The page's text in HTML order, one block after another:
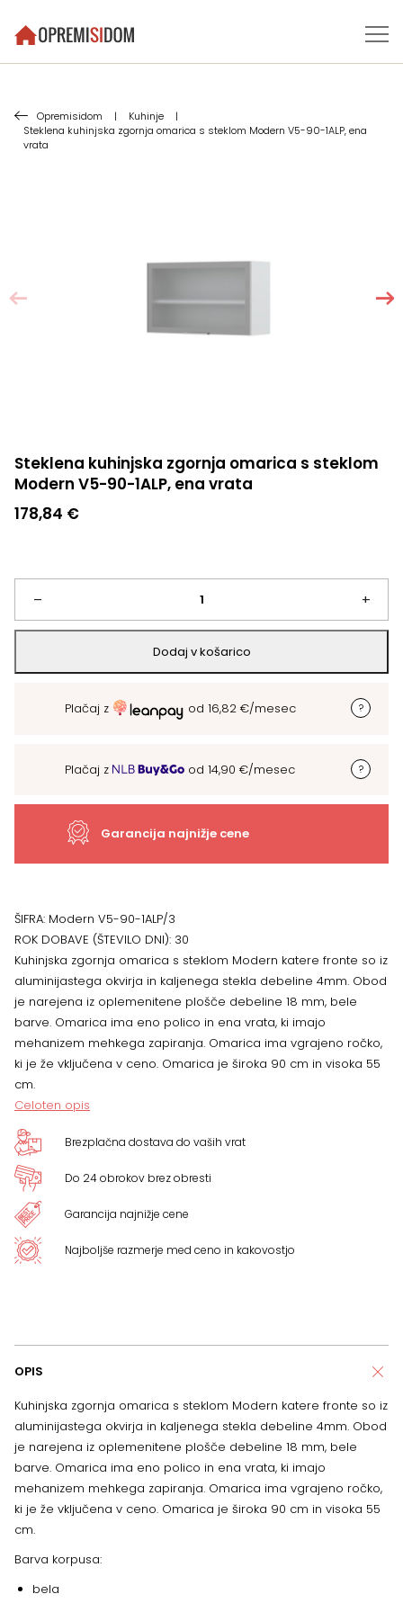
Opremisidom | Kuhinje
|
Steklena kuhinjska zgornja omarica s steklom Modern V5-90-1ALP, ena
vrata
Steklena kuhinjska zgornja omarica s steklom
Modern V5-90-1ALP, ena vrata
178,84 €
–
Steklena
kuhinjska
zgornja
V5-
1ALP,
ena
vrata
količina
+
Dodaj v košarico
Plačaj z od 16,82 €/mesec
Plačaj z od 14,90 €/mesec
Garancija najnižje cene
ŠIFRA: Modern V5-90-1ALP/3
ROK DOBAVE (ŠTEVILO DNI): 30
Kuhinjska zgornja omarica s steklom Modern katere fronte so iz
aluminijastega okvirja in kaljenega stekla debeline 4mm. Obod
je narejena iz oplemenitene plošče debeline 18 mm, bele
barve. Omarica ima eno polico in ena vrata, ki imajo
mehanizem mehkega zapiranja. Omarica ima vgrajeno ročko,
ki je že vključena v ceno. Omarica je široka 90 cm in visoka 55
cm.
Celoten opis
Brezplačna dostava do vaših vrat
Do 24 obrokov brez obresti
Garancija najnižje cene
Najboljše razmerje med ceno in kakovostjo
OPIS
Kuhinjska zgornja omarica s steklom Modern katere fronte so iz
aluminijastega okvirja in kaljenega stekla debeline 4mm. Obod
je narejena iz oplemenitene plošče debeline 18 mm, bele
barve. Omarica ima eno polico in ena vrata, ki imajo
mehanizem mehkega zapiranja. Omarica ima vgrajeno ročko,
ki je že vključena v ceno. Omarica je široka 90 cm in visoka 55
cm.
Barva korpusa:
bela